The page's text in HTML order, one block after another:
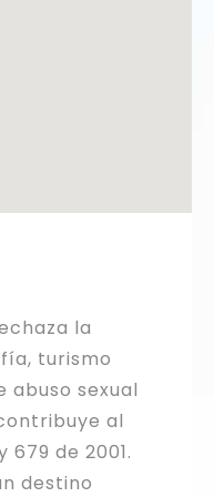
la
turismo
abuso sexual
al
de 2001.
destino